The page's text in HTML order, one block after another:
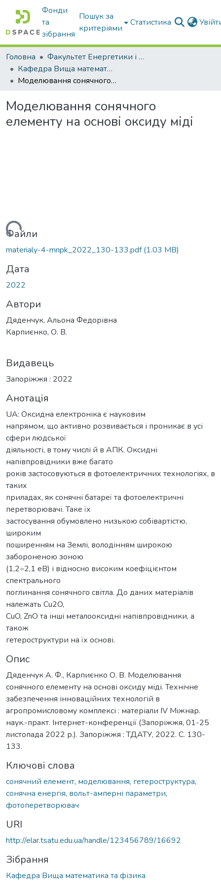
Фонди
та
зібрання
Пошук за
критеріями
Статистика
Головна
Факультет Енергетики і комп'ютерних технологій
Кафедра Вища математика та фізика
Моделювання сонячного елементу на основі оксиду міді
Моделювання сонячного
елементу на основі оксиду міді
Файли
materialy-4-mnpk_2022_130-133.pdf(1.03 MB)
Дата
2022
Автори
Дяденчук, Альона Федорівна
Карпиєнко, О. В.
Видавець
Запоріжжя : 2022
Анотація
UA: Оксидна електроніка є науковим
напрямом, що активно розвивається і проникає в усі
сфери людської
діяльності, в тому числі й в АПК. Оксидні
напівпровідники вже багато
років застосовуються в фотоелектричних технологіях, в
таких
приладах, як сонячні батареї та фотоелектричні
перетворювачі. Таке їх
застосування обумовлено низькою собівартістю,
широким
поширенням на Землі, володінням широкою
забороненою зоною
(1,2÷2,1 еВ) і відносно високим коефіцієнтом
спектрального
поглинання сонячного світла. До даних матеріалів
належать Cu2O,
CuO, ZnO та інші металооксидні напівпровідники, а
також
гетероструктури на їх основі.
Опис
Дяденчук А. Ф., Карпиєнко О. В. Моделювання
сонячного елементу на основі оксиду міді. Технічне
забезпечення інноваційних технологій в
агропромисловому комплексі : матеріали IV Міжнар.
наук.-практ. Інтернет-конференції (Запоріжжя, 01-25
листопада 2022 р.). Запоріжжя : ТДАТУ, 2022. С. 130-
133.
Ключові слова
сонячний елемент, моделювання, гетероструктура,
сонячна енергія, вольт-амперні параметри,
фотоперетворювач
URI
http://elar.tsatu.edu.ua/handle/123456789/16692
Зібрання
Кафедра Вища математика та фізика